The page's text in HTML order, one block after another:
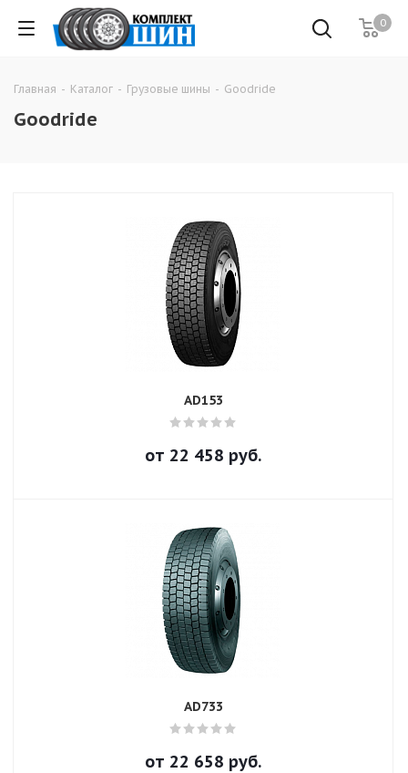
0
Главная - Каталог - Грузовые шины - Goodride
Goodride
AD153
от 22 458 руб.
AD733
от 22 658 руб.